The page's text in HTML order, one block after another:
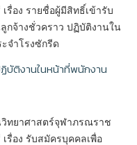
รื่อง รายชื่อผู้มีสิทธิ์เข้ารับ
ลูกจ้างชั่วคราว ปฏิบัติงานใน
จำโรงซักรีด
บัติงานในหน้าที่พนักงาน
วิทยาศาสตร์จุฬาภรณราช
รื่อง รับสมัครบุคคลเพื่อ